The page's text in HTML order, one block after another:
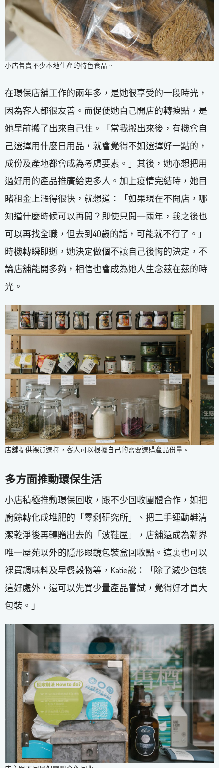
小店售賣不少本地生產的特色食品。
在環保店舖工作的兩年多，是她很享受的一段時光，
因為客人都很友善。而促使她自己開店的轉捩點，是
她早前搬了出來自己住。「當我搬出來後，有機會自
己選擇用什麼日用品，就會覺得不如選擇好一點的，
成份及產地都會成為考慮要素。」其後，她亦想把用
過好用的產品推廣給更多人。加上疫情完結時，她目
睹租金上漲得很快，就想道：「如果現在不開店，哪
知道什麼時候可以再開？即使只開一兩年，我之後也
可以再找全職，但去到40歲的話，可能就不行了。」
時機轉瞬即逝，她決定做個不讓自己後悔的決定，不
論店舖能開多夠，相信也會成為她人生念茲在茲的時
光。
店舖提供裸買選擇，客人可以根據自己的需要選購產品份量。
多方面推動環保生活
小店積極推動環保回收，跟不少回收團體合作，如把
廚餘轉化成堆肥的「零剩研究所」、把二手運動鞋清
潔乾淨後再轉贈出去的「波鞋屋」，店舖還成為新界
唯一屋苑以外的隱形眼鏡包裝盒回收點。這裏也可以
裸買調味料及早餐穀物等，Katie說：「除了減少包裝
這好處外，還可以先買少量產品嘗試，覺得好才買大
包裝。」